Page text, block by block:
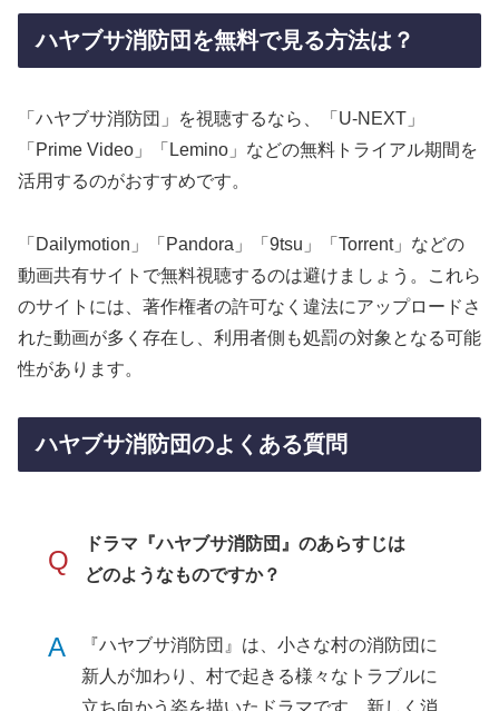
ハヤブサ消防団を無料で見る方法は？
「ハヤブサ消防団」を視聴するなら、「U-NEXT」
「Prime Video」「Lemino」などの無料トライアル期間を
活用するのがおすすめです。
「Dailymotion」「Pandora」「9tsu」「Torrent」などの
動画共有サイトで無料視聴するのは避けましょう。これら
のサイトには、著作権者の許可なく違法にアップロードさ
れた動画が多く存在し、利用者側も処罰の対象となる可能
性があります。
ハヤブサ消防団のよくある質問
Q
ドラマ『ハヤブサ消防団』のあらすじは
どのようなものですか？
A
『ハヤブサ消防団』は、小さな村の消防団に
新人が加わり、村で起きる様々なトラブルに
立ち向かう姿を描いたドラマです。新しく消